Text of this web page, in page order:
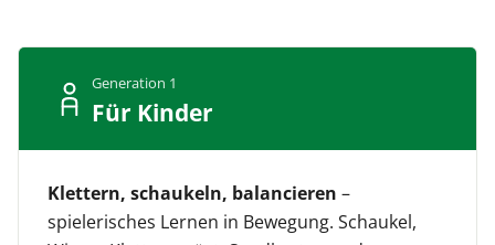
Generation 1
Für Kinder
Klettern, schaukeln, balancieren –
spielerisches Lernen in Bewegung. Schaukel,